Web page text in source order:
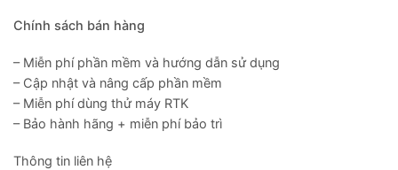
Chính sách bán hàng
– Miễn phí phần mềm và hướng dẫn sử dụng
– Cập nhật và nâng cấp phần mềm
– Miễn phí dùng thử máy RTK
– Bảo hành hãng + miễn phí bảo trì
Thông tin liên hệ